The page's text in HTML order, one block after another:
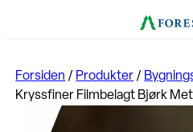
Forsiden / Produkter /
Kryssfiner Filmbelagt Bjørk